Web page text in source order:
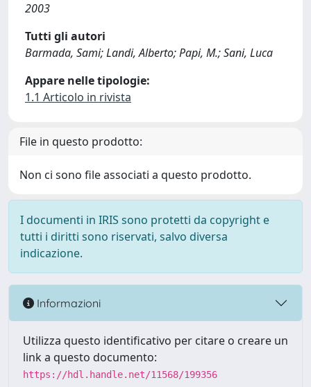
2003
Tutti gli autori
Barmada, Sami; Landi, Alberto; Papi, M.; Sani, Luca
Appare nelle tipologie:
1.1 Articolo in rivista
File in questo prodotto:
Non ci sono file associati a questo prodotto.
I documenti in IRIS sono protetti da copyright e
tutti i diritti sono riservati, salvo diversa
indicazione.
Informazioni
Utilizza questo identificativo per citare o creare un
link a questo documento:
https://hdl.handle.net/11568/199356